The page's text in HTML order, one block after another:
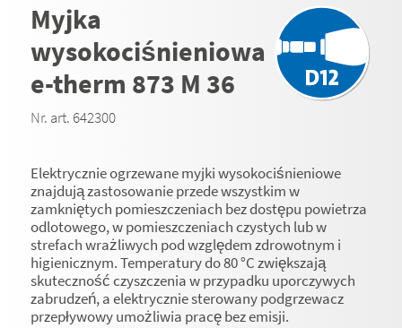
Myjka
wysokociśnieniowa
e-therm 873 M 36
Nr. art. 642300
Elektrycznie ogrzewane myjki wysokociśnieniowe
znajdują zastosowanie przede wszystkim w
zamkniętych pomieszczeniach bez dostępu powietrza
odlotowego, w pomieszczeniach czystych lub w
strefach wrażliwych pod względem zdrowotnym i
higienicznym. Temperatury do 80 °C zwiększają
skuteczność czyszczenia w przypadku uporczywych
zabrudzeń, a elektrycznie sterowany podgrzewacz
przepływowy umożliwia pracę bez emisji.